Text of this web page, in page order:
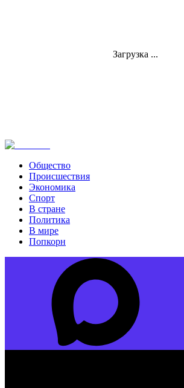
Загрузка ...
Общество
Происшествия
Экономика
Спорт
В стране
Политика
В мире
Попкорн